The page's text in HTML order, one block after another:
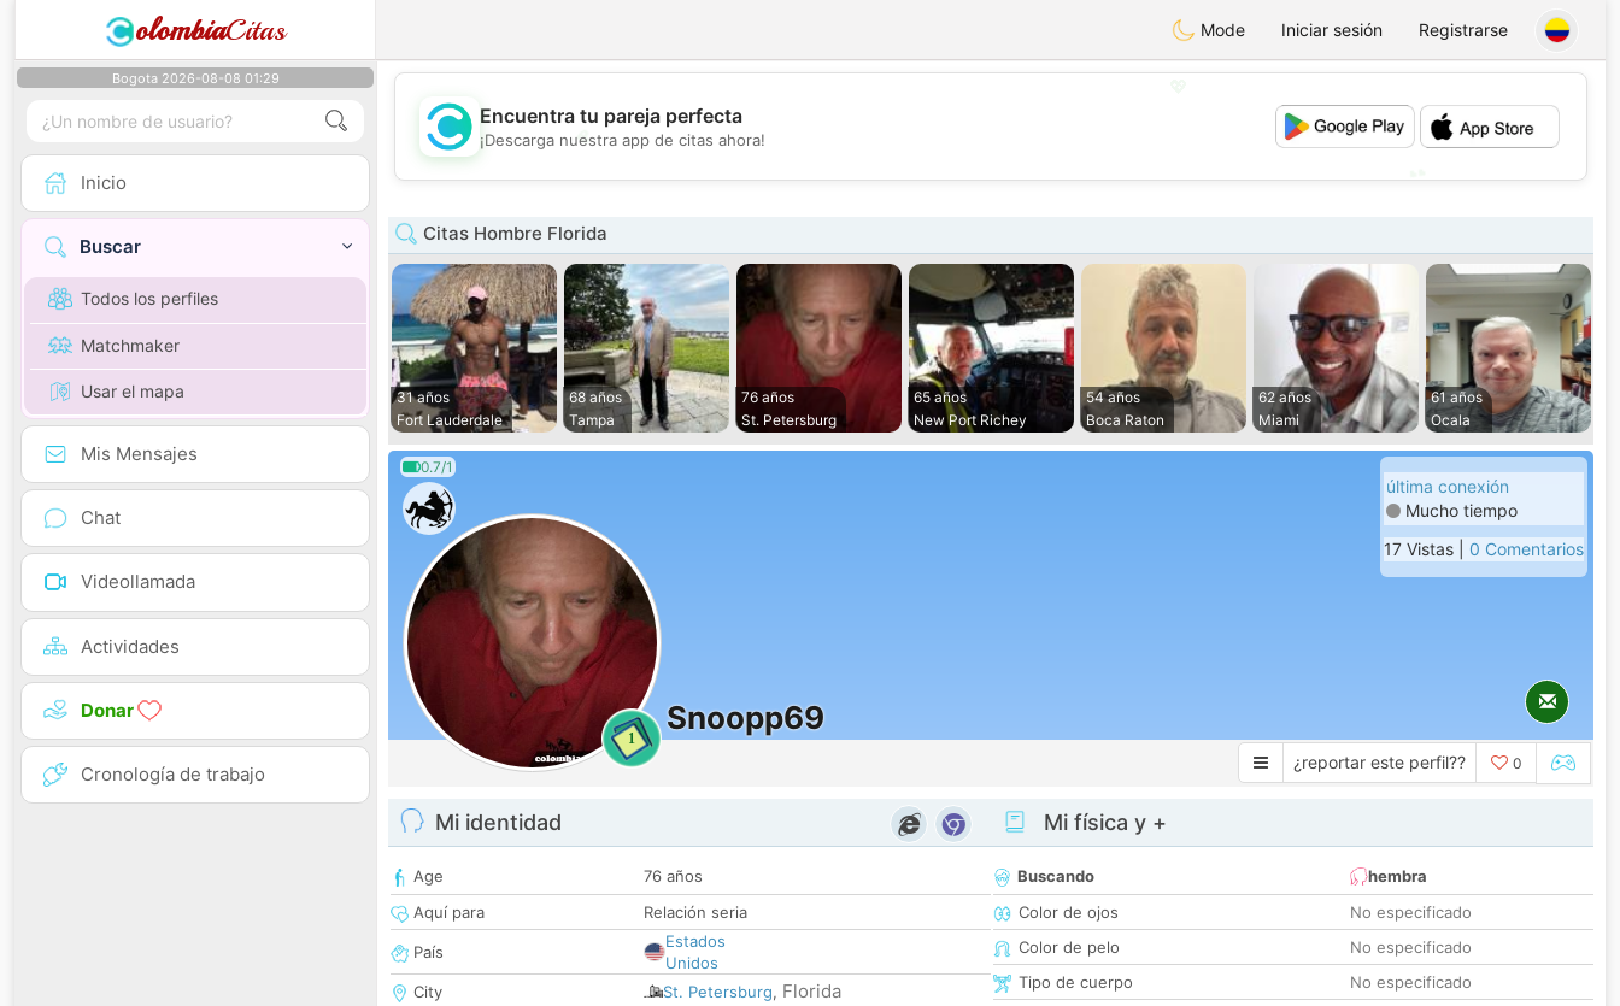
olombiaCitas Mode Iniciar sesión Registrarse
Bogota 2026-08-08 01:29
Inicio
Buscar
Todos los perfiles
Matchmaker
Usar el mapa
Mis Mensajes
Chat
Videollamada
Actividades
Donar
Cronología de trabajo
💖
💕
Encuentra tu pareja perfecta
¡Descarga nuestra app de citas ahora!
Citas Hombre Florida
31 años
Fort Lauderdale
68 años
Tampa
76 años
St. Petersburg
65 años
New Port Richey
54 años
Boca Raton
62 años
Miami
61 años
Ocala
0.7/1
1
Snoopp69
última conexión
Mucho tiempo
17 Vistas | 0 Comentarios
¿reportar este perfil?? 0
Mi identidad
Age
76 años
Aquí para
Relación seria
País
Estados
Unidos
City
St. Petersburg, Florida
Mi física y +
Buscando
hembra
Color de ojos
No especificado
Color de pelo
No especificado
Tipo de cuerpo
No especificado